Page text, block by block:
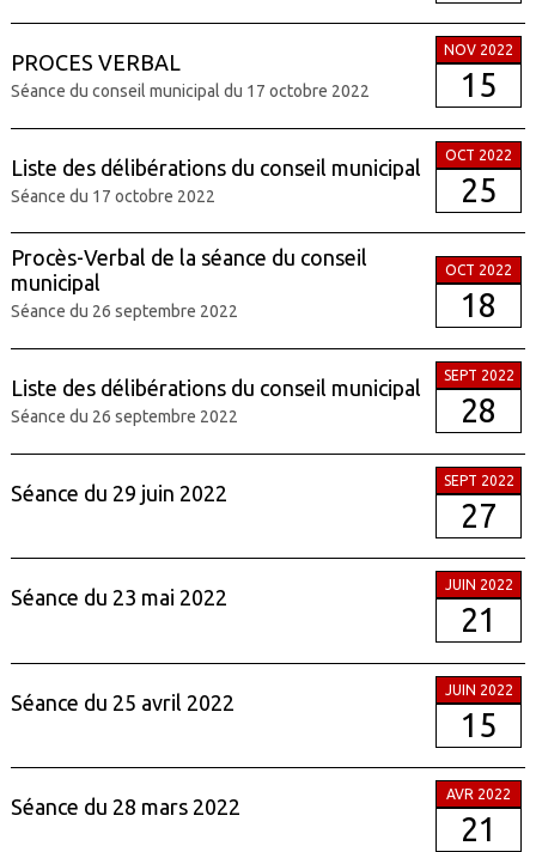
PROCES VERBAL
Séance du conseil municipal du 17 octobre 2022
NOV 2022
15
Liste des délibérations du conseil municipal
Séance du 17 octobre 2022
OCT 2022
25
Procès-Verbal de la séance du conseil
municipal
Séance du 26 septembre 2022
OCT 2022
18
Liste des délibérations du conseil municipal
Séance du 26 septembre 2022
SEPT 2022
28
Séance du 29 juin 2022
SEPT 2022
27
Séance du 23 mai 2022
JUIN 2022
21
Séance du 25 avril 2022
JUIN 2022
15
Séance du 28 mars 2022
AVR 2022
21